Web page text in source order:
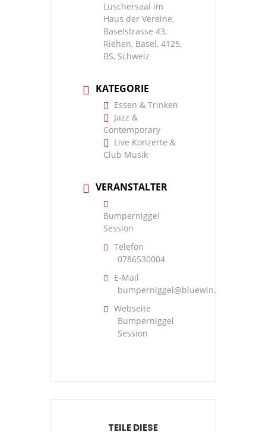
Lüschersaal im
Haus der Vereine,
Baselstrasse 43,
Riehen, Basel, 4125,
BS, Schweiz
KATEGORIE
Essen & Trinken
Jazz &
Contemporary
Live Konzerte &
Club Musik
VERANSTALTER
Bumperniggel
Session
Telefon
0786530004
E-Mail
bumperniggel@bluewin.ch
Webseite
Bumperniggel
Session
TEILE DIESE